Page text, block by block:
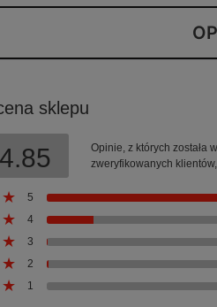
sklepu
4.85
Opinie, z których została
zweryfikowanych
5
4
3
2
1